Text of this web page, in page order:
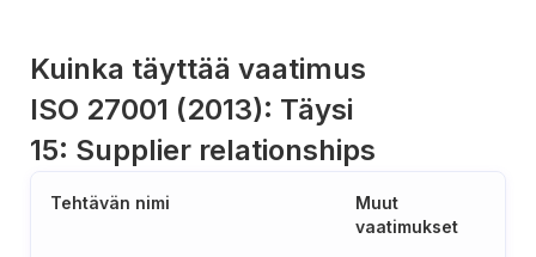
Kuinka täyttää vaatimus
ISO 27001 (2013): Täysi
15: Supplier relationships
Tehtävän nimi
Muut
vaatimukset